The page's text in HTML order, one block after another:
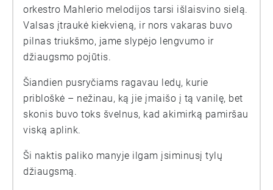
orkestro Mahlerio melodijos tarsi išlaisvino sielą.
Valsas įtraukė kiekvieną, ir nors vakaras buvo
pilnas triukšmo, jame slypėjo lengvumo ir
džiaugsmo pojūtis.
Šiandien pusryčiams ragavau ledų, kurie
pribloškė – nežinau, ką jie įmaišo į tą vanilę, bet
skonis buvo toks švelnus, kad akimirką pamiršau
viską aplink.
Ši naktis paliko manyje ilgam įsiminusį tylų
džiaugsmą.